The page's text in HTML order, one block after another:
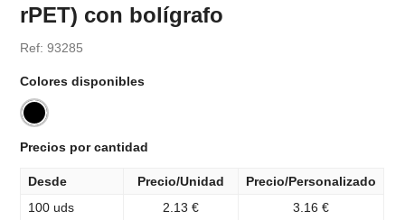
rPET) con bolígrafo
Ref: 93285
Colores disponibles
Precios por cantidad
Desde Precio/Unidad
Precio/Personalizado
100 uds
2.13 €
3.16 €